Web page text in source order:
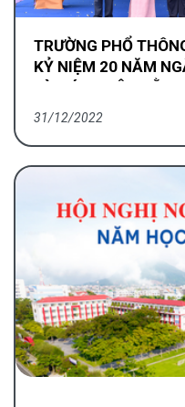
TRƯỜNG PHỔ
KỶ NIỆM 20 NĂM
CHÍNH PHỦ
31/12/2022